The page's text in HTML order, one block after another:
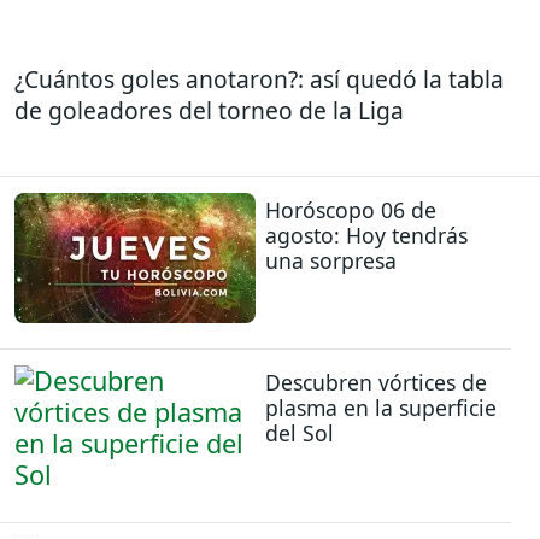
¿Cuántos goles anotaron?: así quedó la tabla
de goleadores del torneo de la Liga
Horóscopo 06 de
agosto: Hoy tendrás
una sorpresa
Descubren vórtices de
plasma en la superficie
del Sol